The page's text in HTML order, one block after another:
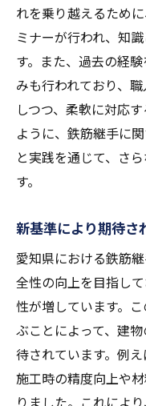
職人の技術力で
未来を見据
若手の育成
地元のニー
新技術への
愛知県の職
れを乗り越えるため
ミナーが行われ、知
す。また、過去の経
みも行われており、
しつつ、柔軟に対応
ように、鉄筋継手に
と実践を通じて、さ
す。
新基準により期待さ
愛知県における鉄筋
全性の向上を目指し
性が増しています。
ぶことによって、建
待されています。例
施工時の精度向上や